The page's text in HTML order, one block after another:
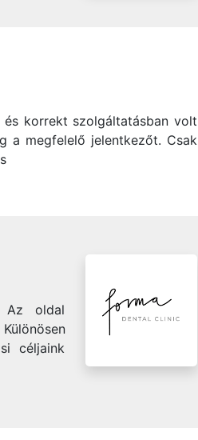
és korrekt szolgáltatásban volt
a megfelelő jelentkezőt. Csak
Az oldal
céljaink